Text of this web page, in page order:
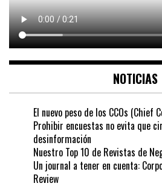
NOTICIAS
El nuevo peso de los CCOs (Chief
Prohibir encuestas no evita que
desinformación
Nuestro Top 10 de Revistas de
Un journal a tener en cuenta:
Review